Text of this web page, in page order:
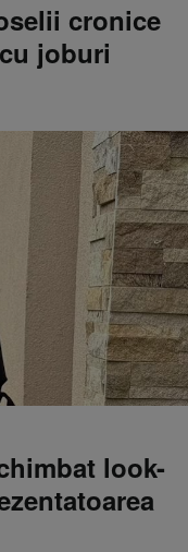
cronice
joburi
look-